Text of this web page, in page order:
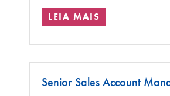
LEIA MAIS
Senior Sales Account